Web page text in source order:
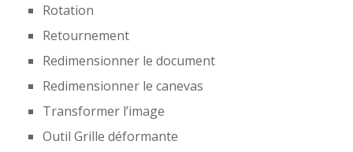
Rotation
Retournement
Redimensionner le document
Redimensionner le canevas
Transformer l’image
Outil Grille déformante